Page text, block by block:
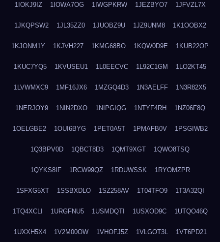
1IOKJ9IZ 1IOWA7OG 1IWGPKRW 1JEZBYO7 1JFVZL7X
1JKQPSW2 1JL35ZZ0 1JUOBZ9U 1JZ9UNM8 1K1OOBX2
1KJONM1Y 1KJVH227 1KMG68BO 1KQW0D9E 1KUB22OP
1KUC7YQ5 1KVUSEU1 1L0EECVC 1L92C1GM 1LO2KT45
1LVWMXC9 1MF16JX6 1MZGQ4D3 1N3AELFF 1N3R82X5
1NERJOY9 1NIN2DXO 1NIPGIQG 1NTYF4RH 1NZ06F8Q
1OELGBE2 1OUI6BYG 1PET0A5T 1PMAFB0V 1PSGIWB2
1Q3BPV0D 1QBCT8D3 1QMT9XGT 1QWO8TSQ
1QYKS8IF 1RCW99QZ 1RDUWSSK 1RYOMZPR
1SFXG5XT 1SSBXDLO 1SZ258AV 1T04TFO9 1T3A32QI
1TQ4XCLI 1URGFNU5 1USMDQTI 1USXOD9C 1UTQO46Q
1UXXH5X4 1V2M00OW 1VHOFJ5Z 1VLGOT3L 1VT6PD21